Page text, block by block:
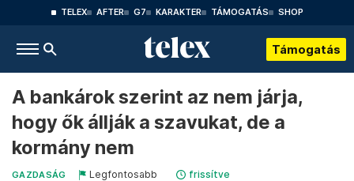
TELEX AFTER G7 KARAKTER TÁMOGATÁS SHOP
Támogatás
A bankárok szerint az nem járja,
hogy ők állják a szavukat, de a
kormány nem
GAZDASÁG Legfontosabb frissítve